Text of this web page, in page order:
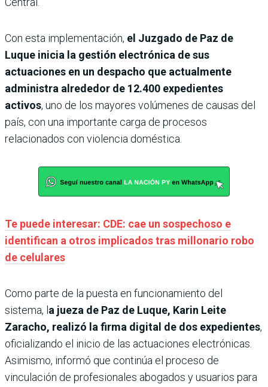
Con esta implementación, el Juzgado de Paz de
Luque inicia la gestión electrónica de sus
actuaciones en un despacho que actualmente
administra alrededor de 12.400 expedientes
activos, uno de los mayores volúmenes de causas del
país, con una importante carga de procesos
relacionados con violencia doméstica.
Te puede interesar: CDE: cae un sospechoso e
identifican a otros implicados tras millonario robo
de celulares
Como parte de la puesta en funcionamiento del
sistema, l a jueza de Paz de Luque, Karin Leite
Zaracho, realizó la firma digital de dos expedientes,
oficializando el inicio de las actuaciones electrónicas.
Asimismo, informó que continúa el proceso de
vinculación de profesionales abogados y usuarios para